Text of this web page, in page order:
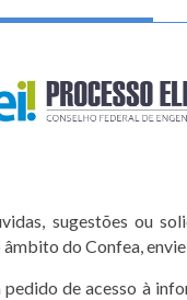
sugestões ou
âmbito do Confea,
de acesso à